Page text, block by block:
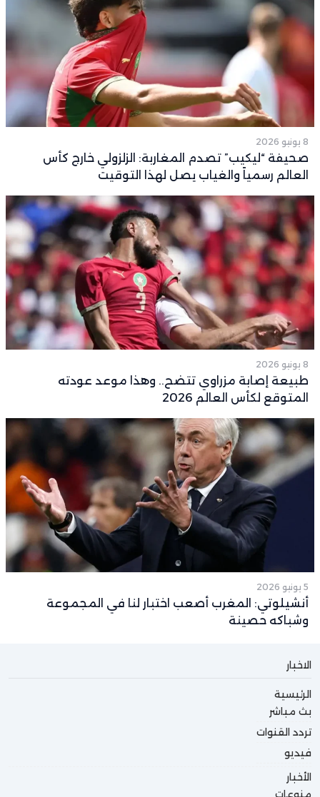
8 يونيو 2026
صحيفة “ليكيب” تصدم المغاربة: الزلزولي خارج كأس
العالم رسمياً والغياب يصل لهذا التوقيت
8 يونيو 2026
طبيعة إصابة مزراوي تتضح.. وهذا موعد عودته
المتوقع لكأس العالم 2026
5 يونيو 2026
أنشيلوتي: المغرب أصعب اختبار لنا في المجموعة
وشباكه حصينة
الاخبار
الرئيسية
بث مباشر
تردد القنوات
فيديو
الأخبار
منوعات